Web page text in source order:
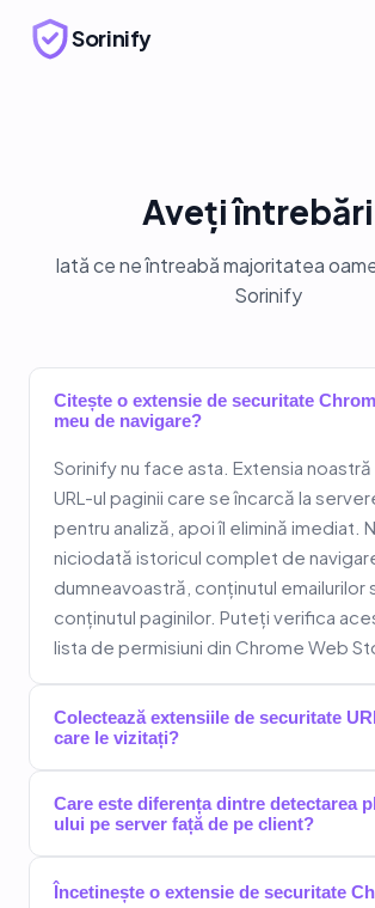
Sorinify
Aveți
Iată ce ne întreabă majoritatea
Sorinify
Citește o extensie de securitate
meu de navigare?
Sorinify nu face asta. Extensia
URL-ul paginii care se încarcă la
pentru analiză, apoi îl elimină imediat.
niciodată istoricul complet de
dumneavoastră, conținutul emailurilor
conținutul paginilor. Puteți verifica
lista de permisiuni din Chrome Web
Colectează extensiile de securitate
care le vizitați?
Care este diferența dintre detectarea
ului pe server față de pe client?
Încetinește o extensie de securitate